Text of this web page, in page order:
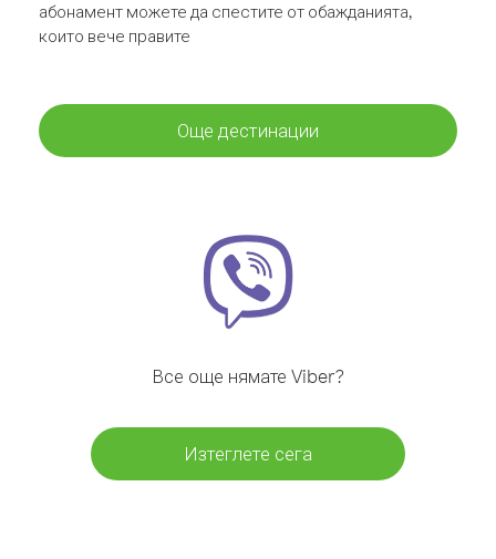
абонамент можете да спестите от обажданията,
които вече правите
Още дестинации
Все още нямате Viber?
Изтеглете сега